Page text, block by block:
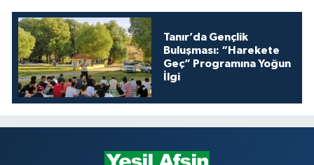
Tanır’da Gençlik
Buluşması: “Harekete
Geç” Programına Yoğun
İlgi